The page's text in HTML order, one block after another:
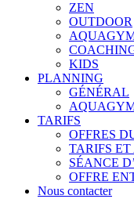
ZEN
OUTDOOR
KIDS
PLANNING
GÉNÉRAL
TARIFS
OFFRES
TARIFS ET
SÉANCE
OFFRE
Nous contacter